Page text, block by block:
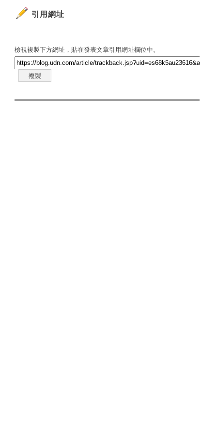
引用網址
檢視複製下方網址，貼在發表文章引用網址欄位中。
複製